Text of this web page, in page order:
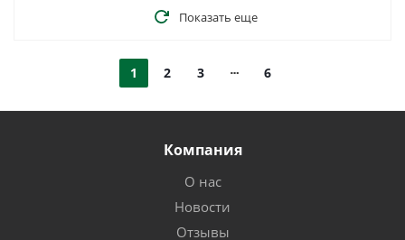
Показать еще
1 2 3 6
Компания
О нас
Новости
Отзывы